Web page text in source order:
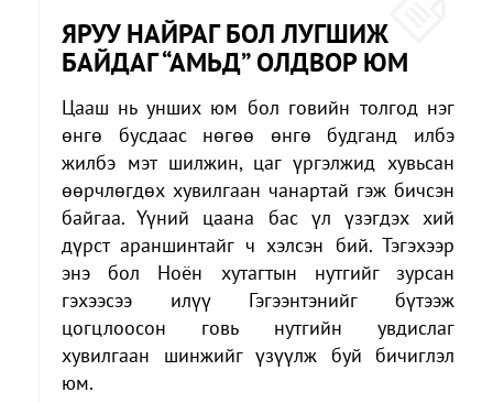
ЯРУУ НАЙРАГ БОЛ ЛУГШИЖ
БАЙДАГ “АМЬД” ОЛДВОР ЮМ
Цааш нь унших юм бол говийн толгод нэг
өнгө бусдаас нөгөө өнгө будганд илбэ
жилбэ мэт шилжин, цаг үргэлжид хувьсан
өөрчлөгдөх хувилгаан чанартай гэж бичсэн
байгаа. Үүний цаана бас үл үзэгдэх хий
дүрст араншинтайг ч хэлсэн бий. Тэгэхээр
энэ бол Ноён хутагтын нутгийг зурсан
гэхээсээ илүү Гэгээнтэнийг бүтээж
цогцлоосон говь нутгийн увдислаг
хувилгаан шинжийг үзүүлж буй бичиглэл
юм.